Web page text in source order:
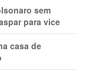
sem
para vice
casa de